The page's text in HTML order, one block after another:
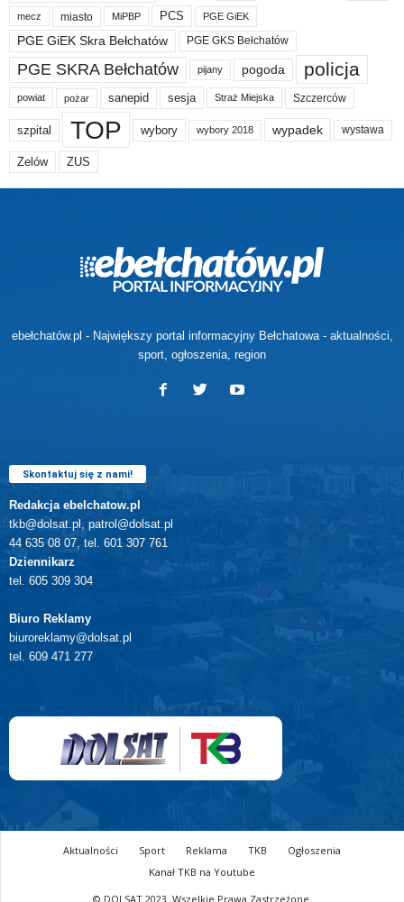
mecz miasto MiPBP PCS PGE GiEK
PGE GiEK Skra Bełchatów PGE GKS Bełchatów
PGE SKRA Bełchatów pijany pogoda policja
powiat pożar sanepid sesja Straż Miejska Szczerców
szpital TOP wybory wybory 2018 wypadek wystawa
Zelów ZUS
ebełchatów.pl - Największy portal informacyjny Bełchatowa - aktualności,
sport, ogłoszenia, region
Skontaktuj się z nami!
Redakcja ebelchatow.pl
tkb@dolsat.pl, patrol@dolsat.pl
44 635 08 07, tel. 601 307 761
Dziennikarz
tel. 605 309 304
Biuro Reklamy
biuroreklamy@dolsat.pl
tel. 609 471 277
Aktualności Sport Reklama TKB
Ogłoszenia
Kanał TKB na Youtube
© DOLSAT 2023. Wszelkie Prawa Zastrzeżone.